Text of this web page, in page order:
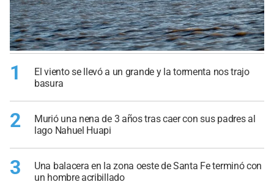
1
El viento se llevó a un grande y la tormenta nos trajo
basura
2
Murió una nena de 3 años tras caer con sus padres al
lago Nahuel Huapi
3
Una balacera en la zona oeste de Santa Fe terminó con
un hombre acribillado